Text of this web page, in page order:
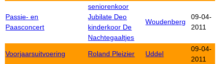
Passie- en
Paasconcert
seniorenkoor
Jubilate Deo
kinderkoor De
Nachtegaaltjes
Woudenberg
09-04-
2011
Voorjaarsuitvoering Roland Pleizier Uddel
09-04-
2011